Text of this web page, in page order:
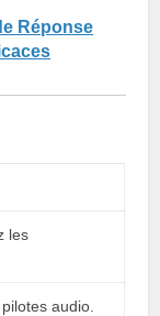
Réponse
les
audio.